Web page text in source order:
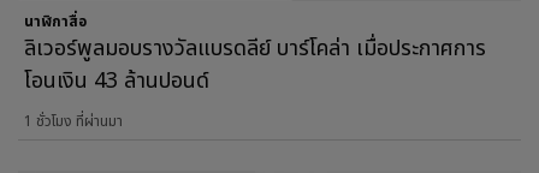
นาฬิกาสื่อ
ลิเวอร์พูลมอบรางวัลแบรดลีย์ บาร์โคล่า เมื่อประกาศการ
โอนเงิน 43 ล้านปอนด์
1 ชั่วโมง ที่ผ่านมา